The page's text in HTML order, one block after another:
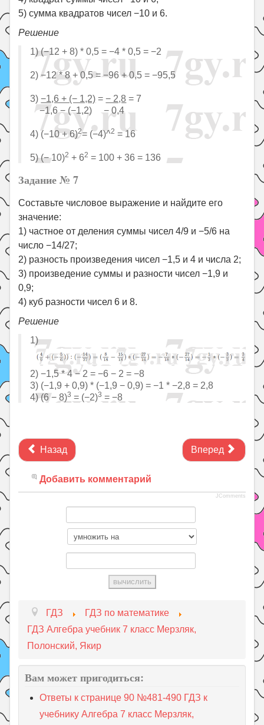
5) сумма квадратов чисел −10 и 6.
Решение
1) (−12 + 8) * 0,5 = −4 * 0,5 = −2
2) −12 * 8 + 0,5 = −96 + 0,5 = −95,5
3)−1,6 + (− 1,2) =− 2,8 = 7
−1,6 − (−1,2) − 0,4
4) (−10 + 6)2= (−4)^2 = 16
5) (− 10)2 + 62 = 100 + 36 = 136
Задание № 7
Составьте числовое выражение и найдите его
значение:
1) частное от деления суммы чисел 4/9 и −5/6 на
число −14/27;
2) разность произведения чисел −1,5 и 4 и числа 2;
3) произведение суммы и разности чисел −1,9 и
0,9;
4) куб разности чисел 6 и 8.
Решение
1)
2) −1,5 * 4 − 2 = −6 − 2 = −8
3) (−1,9 + 0,9) * (−1,9 − 0,9) = −1 * −2,8 = 2,8
4) (6 − 8)3 = (−2)3 = −8
Назад Вперед
Добавить комментарий
JComments
ГДЗ
ГДЗ по математике
ГДЗ Алгебра учебник 7 класс Мерзляк,
Полонский, Якир
Вам может пригодиться:
Ответы к странице 90 №481-490 ГДЗ к
учебнику Алгебра 7 класс Мерзляк,